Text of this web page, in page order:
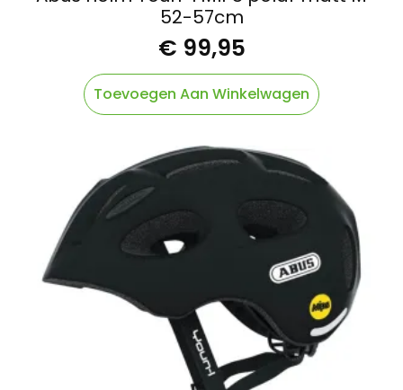
52-57cm
€ 99,95
Toevoegen Aan Winkelwagen